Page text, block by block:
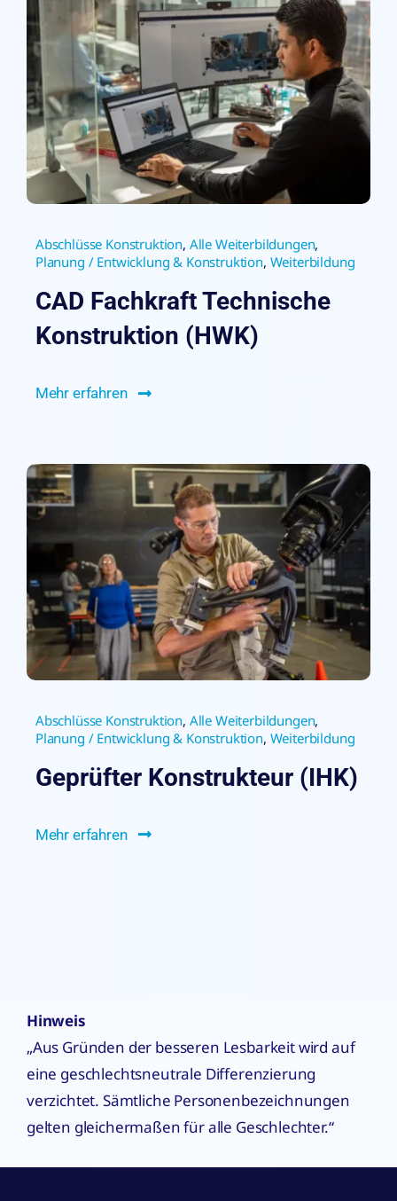
Abschlüsse Konstruktion, Alle Weiterbildungen,
Planung / Entwicklung & Konstruktion, Weiterbildung
CAD Fachkraft Technische
Konstruktion (HWK)
Mehr erfahren
Abschlüsse Konstruktion, Alle Weiterbildungen,
Planung / Entwicklung & Konstruktion, Weiterbildung
Geprüfter Konstrukteur (IHK)
Mehr erfahren
Hinweis
„Aus Gründen der besseren Lesbarkeit wird auf
eine geschlechtsneutrale Differenzierung
verzichtet. Sämtliche Personenbezeichnungen
gelten gleichermaßen für alle Geschlechter.“